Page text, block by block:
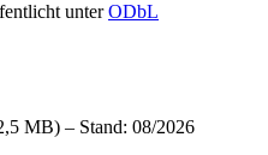
unterODbL
MB) – Stand: 08/2026